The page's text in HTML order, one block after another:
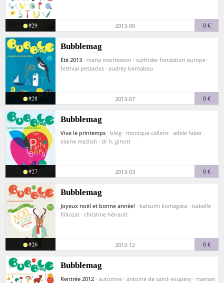
#29 2013-09 0 €
Bubblemag
Été 2013 · maria montessori · surfrider fondation europe ·
festival pestacles · audrey bernabeu
#28 2013-07 0 €
Bubblemag
Vive le printemps · blog · monique callens · adele faber ·
elaine mazlish · dr h. ginott
#27 2013-03 0 €
Bubblemag
Joyeux noël et bonne année! · katsumi komagata · isabelle
filliozat · christine hénault
#26 2012-12 0 €
Bubblemag
Rentrée 2012 · automne · antoine de saint-exupéry · maman